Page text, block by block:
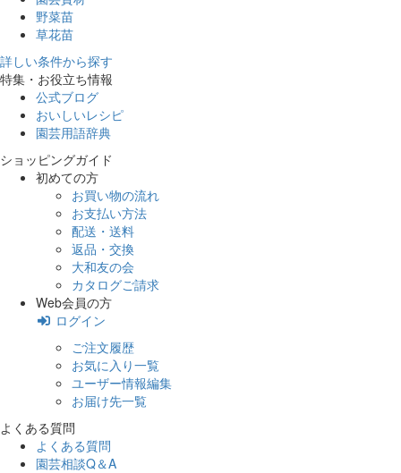
野菜苗
草花苗
詳しい条件から探す
特集・お役立ち情報
公式ブログ
おいしいレシピ
園芸用語辞典
ショッピングガイド
初めての方
お買い物の流れ
お支払い方法
配送・送料
返品・交換
大和友の会
カタログご請求
Web会員の方
ログイン
ご注文履歴
お気に入り一覧
ユーザー情報編集
お届け先一覧
よくある質問
よくある質問
園芸相談Q＆A